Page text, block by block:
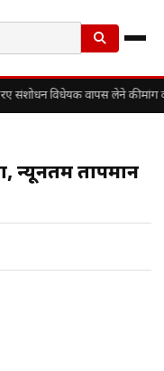
संशोधन विधेयक वापस लेने की मांग
न्यूनतम तापमान